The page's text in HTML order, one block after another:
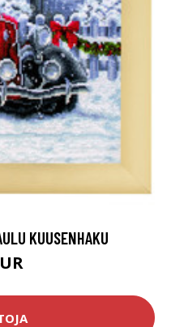
KUUSENHAKU